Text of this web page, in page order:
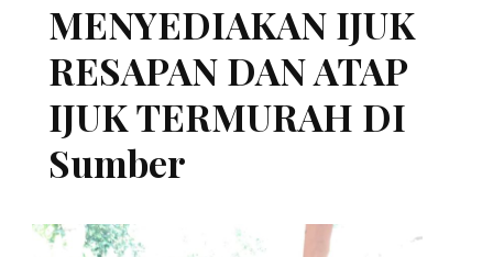
MENYEDIAKAN IJUK
RESAPAN DAN ATAP
IJUK TERMURAH DI
Sumber